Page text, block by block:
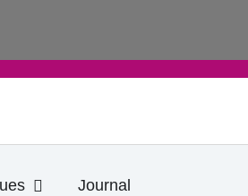
Ouvrir Informations pratiques
Journal